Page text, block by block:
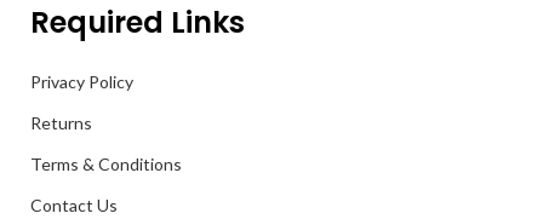
Required Links
Privacy Policy
Returns
Terms & Conditions
Contact Us